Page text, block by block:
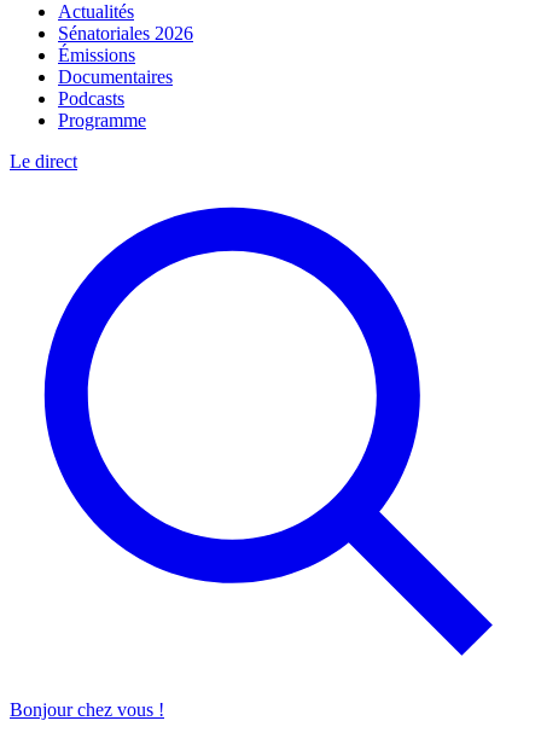
Actualités
Sénatoriales 2026
Émissions
Documentaires
Podcasts
Programme
Le direct
Bonjour chez vous !